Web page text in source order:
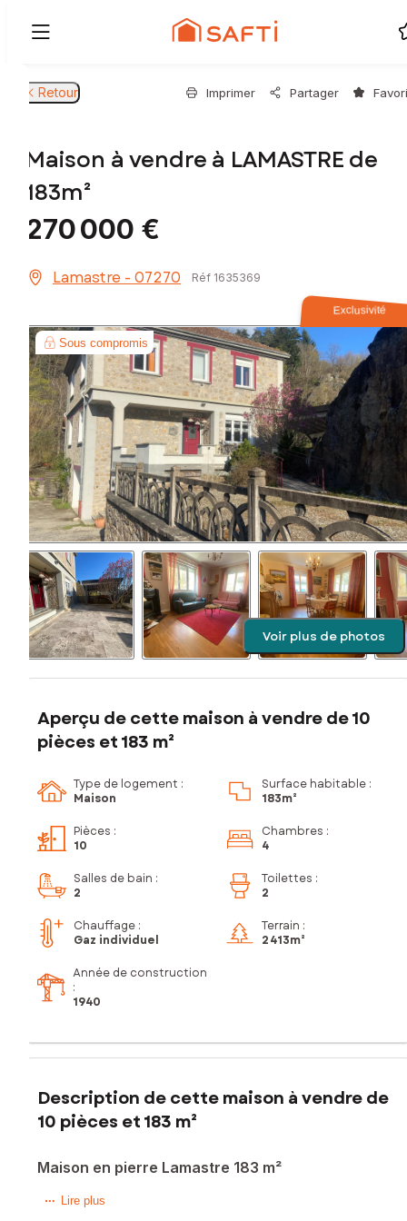
Retour Imprimer Partager
Maison à vendre à LAMASTRE de
183m²
270 000 €
Lamastre - 07270 Réf 1635369
Exclusivité
Sous compromis
Voir plus de photos
Aperçu de cette maison à vendre de 10
pièces et 183 m²
Type de logement :
Maison
Surface habitable :
183m²
Pièces :
10
Chambres :
4
Salles de bain :
2
Toilettes :
2
Chauffage :
Gaz individuel
Terrain :
2 413m²
Année de construction
:
1940
Description de cette maison à vendre de
10 pièces et 183 m²
Maison en pierre Lamastre 183 m²
Située sur la commune de Lamastre, venez découvrir cette
Lire plus